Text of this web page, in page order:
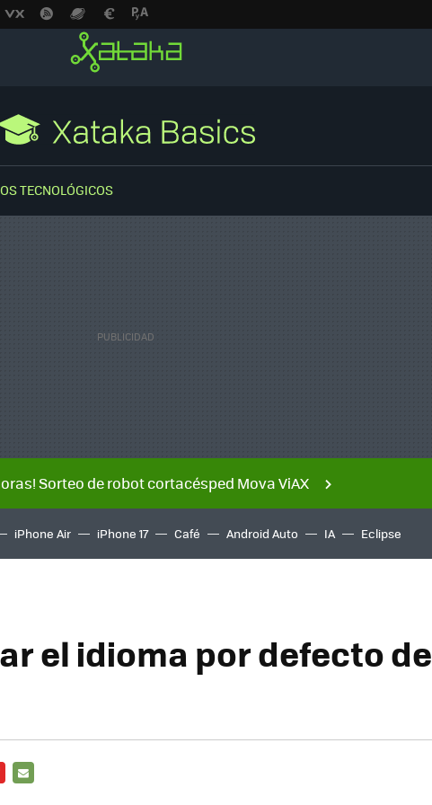
TECNOLÓGICOS
Sorteo de robot cortacésped Mova ViAX
iPhone Air iPhone 17 Café Android Auto IA Eclipse
el idioma por defecto de